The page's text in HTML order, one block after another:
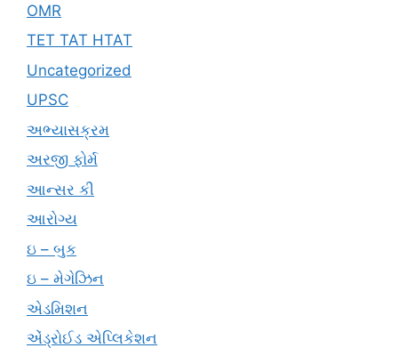
OMR
TET TAT HTAT
Uncategorized
UPSC
અભ્યાસક્રમ
અરજી ફોર્મ
આન્સર કી
આરોગ્ય
ઇ – બુક
ઇ – મેગેઝિન
એડમિશન
એંડ્રોઈડ એપ્લિકેશન